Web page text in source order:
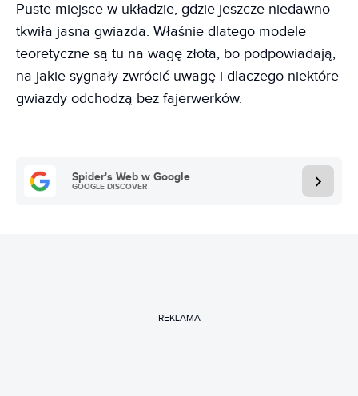
Puste miejsce w układzie, gdzie jeszcze niedawno
tkwiła jasna gwiazda. Właśnie dlatego modele
teoretyczne są tu na wagę złota, bo podpowiadają,
na jakie sygnały zwrócić uwagę i dlaczego niektóre
gwiazdy odchodzą bez fajerwerków.
Spider's Web w Google
GOOGLE DISCOVER
REKLAMA